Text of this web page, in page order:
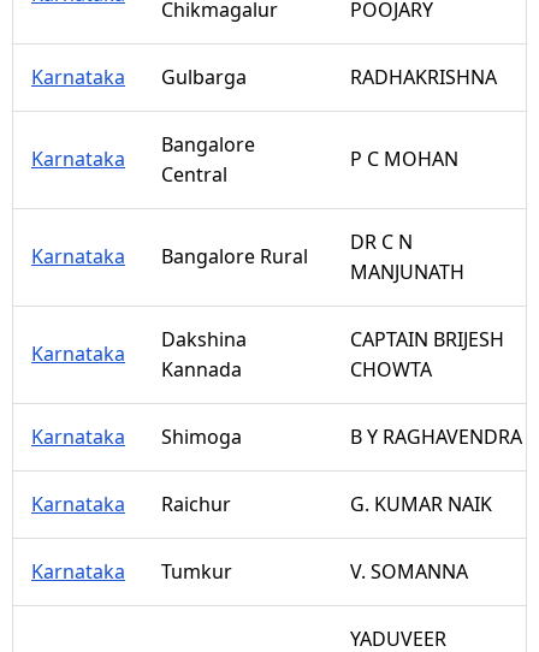
Chikmagalur POOJARY
Karnataka Gulbarga RADHAKRISHNA
Karnataka
Bangalore
Central
P C MOHAN
Karnataka Bangalore Rural
DR C N
MANJUNATH
Karnataka
Dakshina
Kannada
CAPTAIN BRIJESH
CHOWTA
Karnataka Shimoga B Y RAGHAVENDRA
Karnataka Raichur G. KUMAR NAIK
Karnataka Tumkur V. SOMANNA
YADUVEER